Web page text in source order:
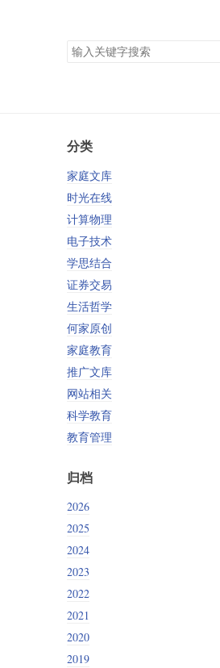
搜
索
分类
家庭文库
时光在线
计算物理
电子技术
学思结合
证券交易
生活哲学
何家原创
家庭教育
推广文库
网站相关
科学教育
教育管理
归档
2026
2025
2024
2023
2022
2021
2020
2019